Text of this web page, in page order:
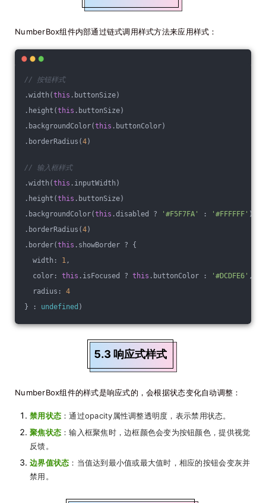
NumberBox组件内部通过链式调用样式方法来应用样式：
// 按钮样式
.width(this .buttonSize)
.height(this .buttonSize)
.backgroundColor(this .buttonColor)
.borderRadius(4)
// 输入框样式
.width(this .inputWidth)
.height(this .buttonSize)
.backgroundColor(this .disabled ? '#F5F7FA' : '#FFFFFF' )
.borderRadius(4)
.border(this .showBorder ? {
width: 1 ,
color: this .isFocused ? this .buttonColor : '#DCDFE6' ,
radius: 4
} : undefined )
5.3 响应式样式
NumberBox组件的样式是响应式的，会根据状态变化自动调整：
禁用状态 ：通过opacity属性调整透明度，表示禁用状态。
聚焦状态 ：输入框聚焦时，边框颜色会变为按钮颜色，提供视觉
反馈。
边界值状态 ：当值达到最小值或最大值时，相应的按钮会变灰并
禁用。